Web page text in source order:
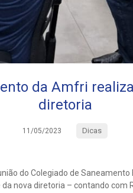
da Amfri
diretoria
11/05/2023 Dicas
do Colegiado de
nova diretoria – contando com